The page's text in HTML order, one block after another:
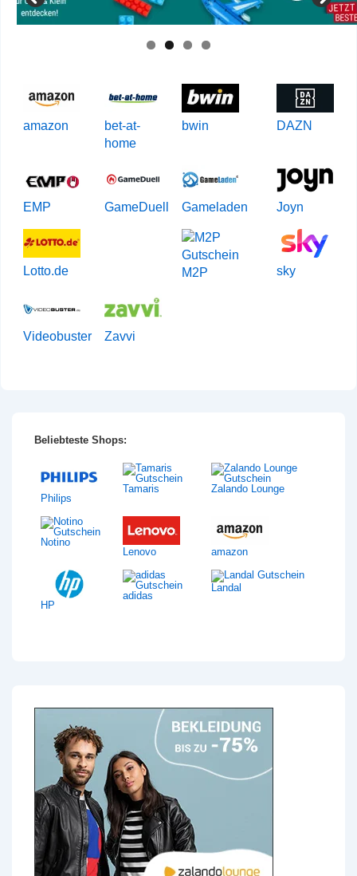
amazon
bet-at-
home
bwin DAZN
EMP GameDuell Gameladen Joyn
Lotto.de M2P sky
Videobuster Zavvi
Beliebteste Shops:
Philips
Tamaris Zalando Lounge
Notino
Lenovo
amazon
HP
adidas
Landal